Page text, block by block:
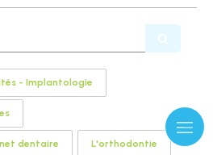
- Implantologie
dentaire L'orthodontie